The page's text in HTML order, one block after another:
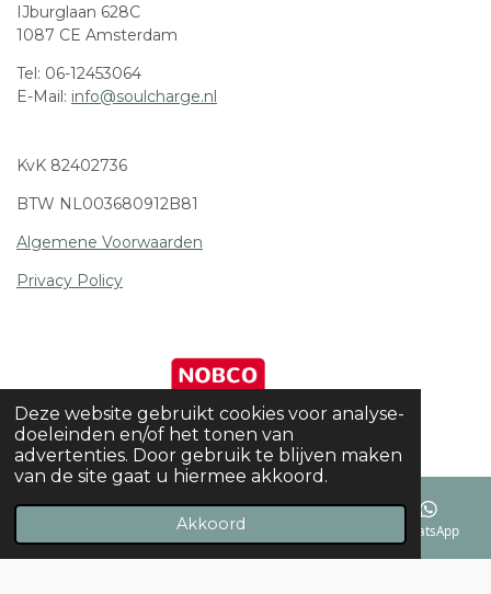
Deze website gebruikt cookies voor analyse-
doeleinden en/of het tonen van
advertenties. Door gebruik te blijven maken
van de site gaat u hiermee akkoord.
Akkoord
IJburglaan 628C
1087 CE Amsterdam
Tel: 06-12453064
E-Mail: info@soulcharge.nl
KvK 82402736
BTW NL003680912B81
Algemene Voorwaarden
Privacy Policy
Telefoonnummer WhatsApp